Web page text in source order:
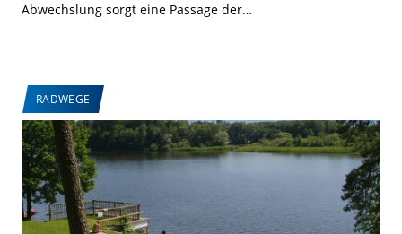
Abwechslung sorgt eine Passage der…
RADWEGE